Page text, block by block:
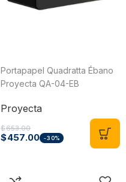
Portapapel Quadratta Ébano
Proyecta QA-04-EB
Proyecta
$653.00
$457.00 -30%